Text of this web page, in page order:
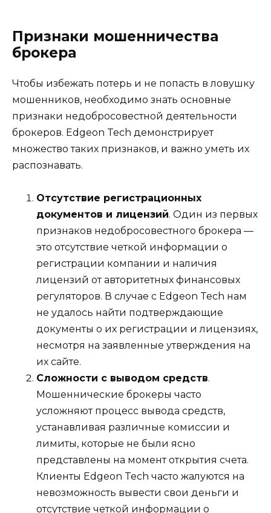
Признаки мошенничества
брокера
Чтобы избежать потерь и не попасть в ловушку
мошенников, необходимо знать основные
признаки недобросовестной деятельности
брокеров. Edgeon Tech демонстрирует
множество таких признаков, и важно уметь их
распознавать.
Отсутствие регистрационных
документов и лицензий. Один из первых
признаков недобросовестного брокера —
это отсутствие четкой информации о
регистрации компании и наличия
лицензий от авторитетных финансовых
регуляторов. В случае с Edgeon Tech нам
не удалось найти подтверждающие
документы о их регистрации и лицензиях,
несмотря на заявленные утверждения на
их сайте.
Сложности с выводом средств.
Мошеннические брокеры часто
усложняют процесс вывода средств,
устанавливая различные комиссии и
лимиты, которые не были ясно
представлены на момент открытия счета.
Клиенты Edgeon Tech часто жалуются на
невозможность вывести свои деньги и
отсутствие четкой информации о